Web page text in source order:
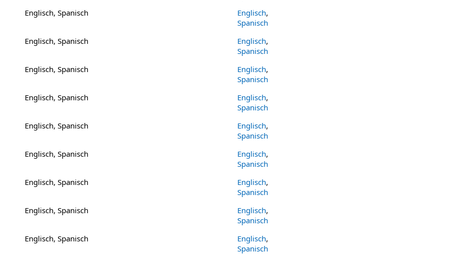
Englisch, Spanisch Englisch,
Spanisch
Englisch, Spanisch Englisch,
Spanisch
Englisch, Spanisch Englisch,
Spanisch
Englisch, Spanisch Englisch,
Spanisch
Englisch, Spanisch Englisch,
Spanisch
Englisch, Spanisch Englisch,
Spanisch
Englisch, Spanisch Englisch,
Spanisch
Englisch, Spanisch Englisch,
Spanisch
Englisch, Spanisch Englisch,
Spanisch